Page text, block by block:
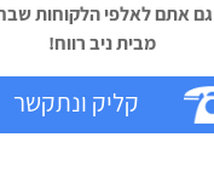
אתם לאלפי הלקוחות
מבית ניב רווח!‬
קליק ונתקשר